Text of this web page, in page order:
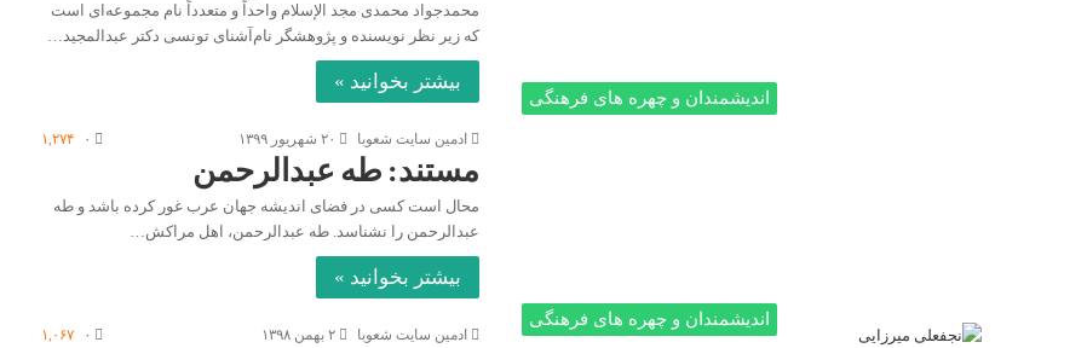
محمدجواد محمدی مجد الإسلام واحداً و متعدداً نام مجموعه‌ای است
که زیر نظر نویسنده و پژوهشگر نام‌آشنای تونسی دکتر عبدالمجید…
بیشتر بخوانید »
اندیشمندان و چهره های فرهنگی
ادمین سایت شعوبا ۲۰ شهریور ۱۳۹۹ ۰ ۱,۲۷۴
مستند: طه عبدالرحمن
محال است کسی در فضای اندیشه جهان عرب غور کرده باشد و طه
عبدالرحمن را نشناسد. طه عبدالرحمن، اهل مراکش…
بیشتر بخوانید »
اندیشمندان و چهره های فرهنگی
ادمین سایت شعوبا ۲ بهمن ۱۳۹۸ ۰ ۱,۰۶۷